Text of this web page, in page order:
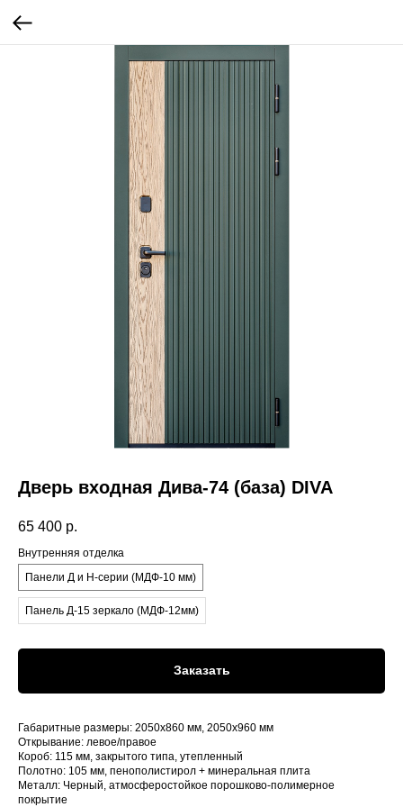
Дверь входная Дива-74 (база) DIVA
65 400 р.
Внутренняя отделка
Панели Д и Н-серии (МДФ-10 мм)
Панель Д-15 зеркало (МДФ-12мм)
Заказать
Габаритные размеры: 2050x860 мм, 2050x960 мм
Открывание: левое/правое
Короб: 115 мм, закрытого типа, утепленный
Полотно: 105 мм, пенополистирол + минеральная плита
Металл: Черный, атмосферостойкое порошково-полимерное
покрытие